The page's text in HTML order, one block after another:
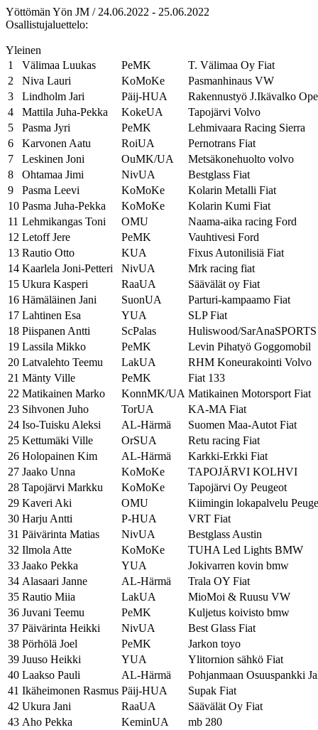
Yöttömän Yön JM / 24.06.2022 - 25.06.2022
Osallistujaluettelo:
Yleinen
1
Välimaa Luukas PeMK
T. Välimaa Oy Fiat
2
Niva Lauri KoMoKe
Pasmanhinaus VW
3
Lindholm Jari Päij-HUA
Rakennustyö J.Ikävalko
4
Mattila Juha-Pekka KokeUA
Tapojärvi Volvo
5
Pasma Jyri PeMK
Lehmivaara Racing Sierra
6
Karvonen Aatu RoiUA
Pernotrans Fiat
7
Leskinen Joni OuMK/UA
Metsäkonehuolto volvo
8
Ohtamaa Jimi NivUA
Bestglass Fiat
9
Pasma Leevi KoMoKe
Kolarin Metalli Fiat
10 Pasma Juha-Pekka KoMoKe
Kolarin Kumi Fiat
11 Lehmikangas Toni OMU
Naama-aika racing Ford
12 Letoff Jere PeMK
Vauhtivesi Ford
13 Rautio Otto KUA
Fixus Autonilisiä Fiat
14 Kaarlela Joni-Petteri NivUA
Mrk racing fiat
15 Ukura Kasperi RaaUA
Säävälät oy Fiat
16 Hämäläinen Jani SuonUA
Parturi-kampaamo Fiat
17 Lahtinen Esa YUA
SLP Fiat
18 Piispanen Antti ScPalas
Huliswood/
19 Lassila Mikko PeMK
Levin Pihatyö Goggomobil
20 Latvalehto Teemu LakUA
RHM Koneurakointi Volvo
21 Mänty Ville PeMK
Fiat 133
22 Matikainen Marko KonnMK/UA Matikainen Motorsport Fiat
23 Sihvonen Juho TorUA
KA-MA Fiat
24 Iso-Tuisku Aleksi AL-Härmä
Suomen Maa-Autot Fiat
25 Kettumäki Ville OrSUA
Retu racing Fiat
26 Holopainen Kim AL-Härmä
Karkki-Erkki Fiat
27 Jaako Unna KoMoKe
TAPOJÄRVI KOLHVI
28 Tapojärvi Markku KoMoKe
Tapojärvi Oy Peugeot
29 Kaveri Aki OMU
Kiimingin lokapalvelu
30 Harju Antti P-HUA
VRT Fiat
31 Päivärinta Matias NivUA
Bestglass Austin
32 Ilmola Atte KoMoKe
TUHA Led Lights BMW
33 Jaako Pekka YUA
Jokivarren kovin bmw
34 Alasaari Janne AL-Härmä
Trala OY Fiat
35 Rautio Miia LakUA
MioMoi & Ruusu VW
36 Juvani Teemu PeMK
Kuljetus koivisto bmw
37 Päivärinta Heikki NivUA
Best Glass Fiat
38 Pörhölä Joel PeMK
Jarkon toyo
39 Juuso Heikki YUA
Ylitornion sähkö Fiat
40 Laakso Pauli AL-Härmä
Pohjanmaan Osuuspankki
41 Ikäheimonen Rasmus Päij-HUA
Supak Fiat
42 Ukura Jani RaaUA
Säävälät Oy Fiat
43 Aho Pekka KeminUA
mb 280